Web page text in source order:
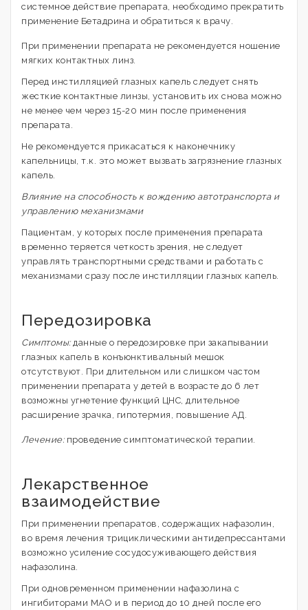
системное действие препарата, необходимо прекратить
применение Бетадрина и обратиться к врачу.
При применении препарата не рекомендуется ношение
мягких контактных линз.
Перед инстилляцией глазных капель следует снять
жесткие контактные линзы, установить их снова можно
не менее чем через 15-20 мин после применения
препарата.
Не рекомендуется прикасаться к наконечнику
капельницы, т.к. это может вызвать загрязнение глазных
капель.
Влияние на способность к вождению автотранспорта и
управлению механизмами
Пациентам, у которых после применения препарата
временно теряется четкость зрения, не следует
управлять транспортными средствами и работать с
механизмами сразу после инстилляции глазных капель.
Передозировка
Симптомы:данные о передозировке при закапывании
глазных капель в конъюнктивальный мешок
отсутствуют. При длительном или слишком частом
применении препарата у детей в возрасте до 6 лет
возможны угнетение функций ЦНС, длительное
расширение зрачка, гипотермия, повышение АД.
Лечение:проведение симптоматической терапии.
Лекарственное
взаимодействие
При применении препаратов, содержащих нафазолин,
во время лечения трициклическими антидепрессантами
возможно усиление сосудосуживающего действия
нафазолина.
При одновременном применении нафазолина с
ингибиторами МАО и в период до 10 дней после его